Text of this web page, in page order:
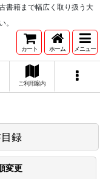
書籍まで幅広く取り扱う大
。
カート ホーム メニュー
ご利用案内
録
変更